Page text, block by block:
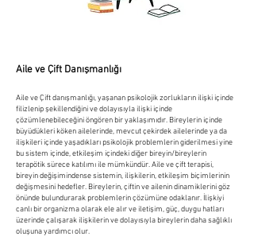
Aile ve Çift Danışmanlığı
Aile ve Çift danışmanlığı, yaşanan psikolojik zorlukların ilişki içinde
filizlenip şekillendiğini ve dolayısıyla ilişki içinde
çözümlenebileceğini öngören bir yaklaşımıdır. Bireylerin içinde
büyüdükleri köken ailelerinde, mevcut çekirdek ailelerinde ya da
ilişkileri içinde yaşadıkları psikolojik problemlerin giderilmesi yine
bu sistem içinde, etkileşim içindeki diğer bireyin/bireylerin
terapötik sürece katılımı ile mümkündür. Aile ve çift terapisi,
bireyin değişimindense sistemin, ilişkilerin, etkileşim biçimlerinin
değişmesini hedefler. Bireylerin, çiftin ve ailenin dinamiklerini göz
önünde bulundurarak problemlerin çözümüne odaklanır. İlişkiyi
canlı bir organizma olarak ele alır ve iletişim, güç, duygu hatları
üzerinde çalışarak ilişkilerin ve dolayısıyla bireylerin daha sağlıklı
oluşuna yardımcı olur.